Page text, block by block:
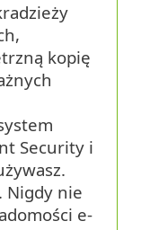
kopię
Security i
Nigdy nie
e-